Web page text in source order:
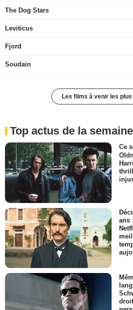
The Dog Stars
Leviticus
Fjord
Soudain
Les films à venir les
Top actus de la semaine
Ce
ans